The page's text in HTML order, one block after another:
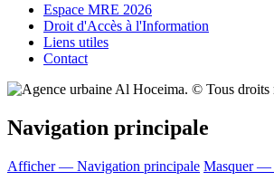
Espace MRE 2026
Droit d'Accès à l'Information
Liens utiles
Contact
Navigation principale
Afficher — Navigation principale Masquer —